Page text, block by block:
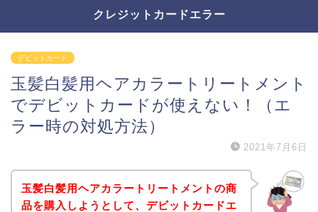
クレジットカードエラー
デビットカード
玉髪白髪用ヘアカラートリートメント
でデビットカードが使えない！（エ
ラー時の対処方法）
2021年7月6日
玉髪白髪用ヘアカラートリートメントの商
品を購入しようとして、デビットカードエ